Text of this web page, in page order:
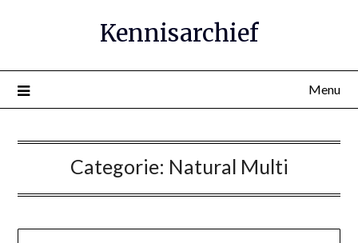
inhoud
Kennisarchief
Menu
Categorie: Natural Multi